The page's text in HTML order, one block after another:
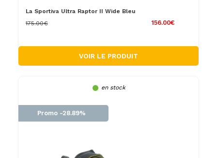
La Sportiva Ultra Raptor II Wide Bleu
156.00€
175.00€
VOIR LE PRODUIT
en stock
Promo -28.89%